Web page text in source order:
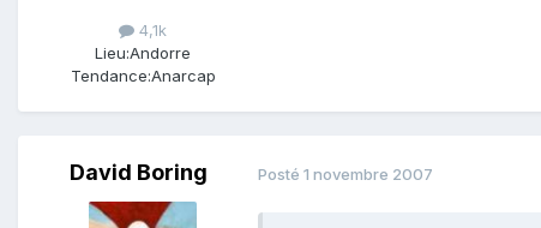
4,1k
Lieu:Andorre
Tendance:Anarcap
David Boring Posté 1 novembre 2007